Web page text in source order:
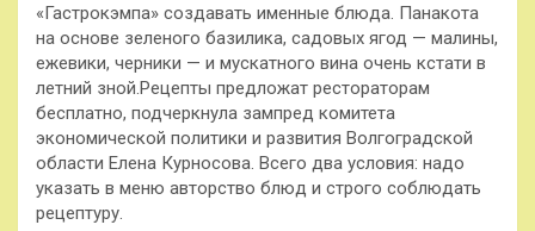
«Гастрокэмпа» создавать именные блюда. Панакота
на основе зеленого базилика, садовых ягод — малины,
ежевики, черники — и мускатного вина очень кстати в
летний зной.Рецепты предложат рестораторам
бесплатно, подчеркнула зампред комитета
экономической политики и развития Волгоградской
области Елена Курносова. Всего два условия: надо
указать в меню авторство блюд и строго соблюдать
рецептуру.